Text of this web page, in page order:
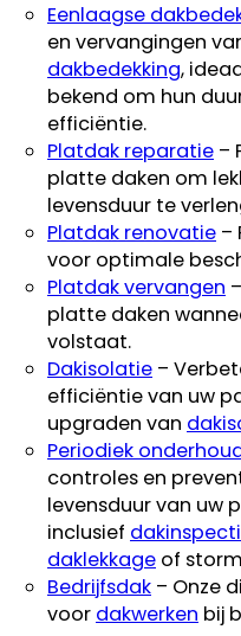
Eenlaagse
en vervangingen
dakbedekking,
bekend om hun
efficiëntie.
Platdak reparatie –
platte daken om
levensduur te
Platdak renovatie –
voor optimale
Platdak vervangen
platte daken
volstaat.
Dakisolatie –
efficiëntie van uw
upgraden van
Periodiek
controles en
levensduur van uw
inclusief
daklekkage of
Bedrijfsdak – Onze
voor dakwerken bij